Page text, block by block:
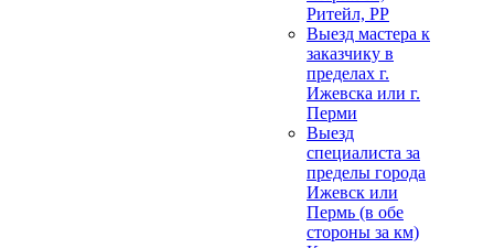
Ритейл, РР
Выезд мастера к
заказчику в
пределах г.
Ижевска или г.
Перми
Выезд
специалиста за
пределы города
Ижевск или
Пермь (в обе
стороны за км)